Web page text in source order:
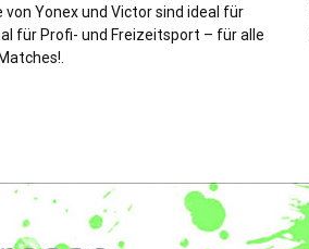
Yonex und Victor sind ideal für
für Profi- und Freizeitsport – für alle